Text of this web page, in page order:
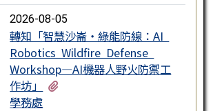
2026-08-05
轉知「智慧沙崙・綠能防線：AI
Robotics Wildfire Defense
Workshop—AI機器人野火防禦工
作坊」
學務處